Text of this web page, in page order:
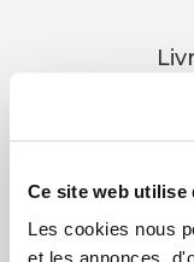
Ce site web utilise
Les cookies nous